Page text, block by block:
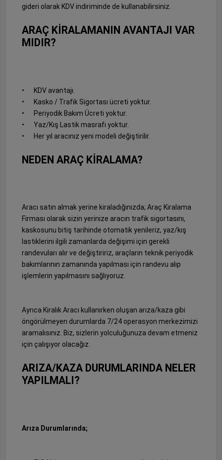
gideri olarak KDV indiriminde de kullanabilirsiniz.
ARAÇ KİRALAMANIN AVANTAJI VAR
MIDIR?
•
KDV avantajı.
•
Kasko / Trafik Sigortası ücreti yoktur.
•
Periyodik Bakım Ücreti yoktur.
•
Yaz/Kış Lastik masrafı yoktur.
•
Her yıl aracınız yeni modeli değiştirilir.
NEDEN ARAÇ KİRALAMA?
Aracı satın almak yerine kiraladığınızda; Araç Kiralama
Firması olarak sizin yerinize aracın trafik sigortasını,
kaskosunu bitiş tarihinde otomatik yenileriz, yaz/kış
lastiklerini ilgili zamanlarda değişimi için gerekli
randevuları alır ve değiştiririz, araçların teknik periyodik
bakımlarının zamanında yapılması için randevu alıp
işlemlerin yapılmasını sağlıyoruz.
Ayrıca Kiralık Aracı kullanırken oluşan arıza/kaza gibi
öngörülmeyen durumlarda 7/24 operasyon merkezimizi
aramalısınız. Biz, sizlerin yolculuğunuza devam etmeniz
için çalışıyor olacağız.
ARIZA/KAZA DURUMLARINDA NELER
YAPILMALI?
Arıza Durumlarında;